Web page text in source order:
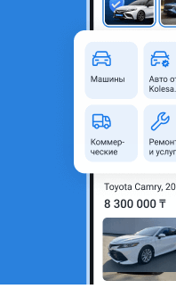
Объем двигателя, л
Коробка передач
Руль